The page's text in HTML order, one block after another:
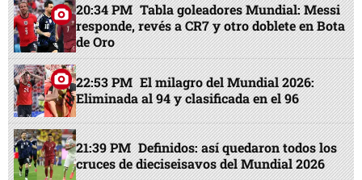
20:34 PM Tabla goleadores Mundial: Messi
responde, revés a CR7 y otro doblete en Bota
de Oro
22:53 PM El milagro del Mundial 2026:
Eliminada al 94 y clasificada en el 96
21:39 PM Definidos: así quedaron todos los
cruces de dieciseisavos del Mundial 2026